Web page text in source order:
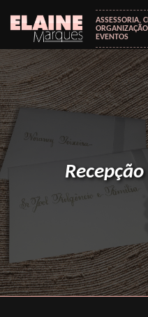
ASSESSORIA,
EVENTOS